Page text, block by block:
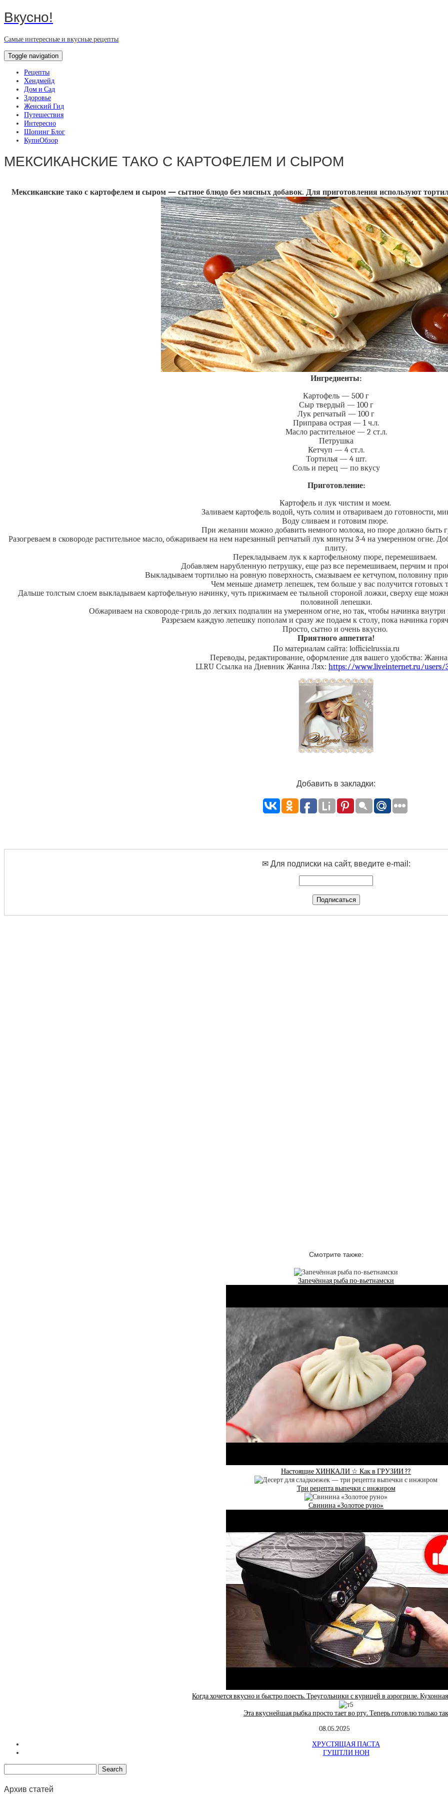
Вкусно!
Самые интересные и вкусные рецепты
Toggle navigation
Рецепты
Хендмейд
Дом и Сад
Здоровье
Женский Гид
Путешествия
Интересно
Шопинг Блог
КупиОбзор
МЕКСИКАНСКИЕ ТАКО С КАРТОФЕЛЕМ И СЫРОМ
Мексиканские тако с картофелем и сыром — сытное блюдо без мясных добавок. Для приготовления используют
Ингредиенты:
Картофель — 500 г
Сыр твердый — 100 г
Лук репчатый — 100 г
Приправа острая — 1 ч.л.
Масло растительное — 2 ст.л.
Петрушка
Кетчуп — 4 ст.л.
Тортилья — 4 шт.
Соль и перец — по вкусу
Приготовление:
Картофель и лук чистим и моем.
Заливаем картофель водой, чуть солим и отвариваем до готовности,
Воду сливаем и готовим пюре.
При желании можно добавить немного молока, но пюре должно быть
Разогреваем в сковороде растительное масло, обжариваем на нем нарезанный репчатый лук минуты 3-4 на умеренном огне.
плиту.
Перекладываем лук к картофельному пюре, перемешиваем.
Добавляем нарубленную петрушку, еще раз все перемешиваем, перчим и
Выкладываем тортилью на ровную поверхность, смазываем ее кетчупом, половину
Чем меньше диаметр лепешек, тем больше у вас получится готовых
Дальше толстым слоем выкладываем картофельную начинку, чуть прижимаем ее тыльной стороной ложки, сверху еще
половиной лепешки.
Обжариваем на сковороде-гриль до легких подпалин на умеренном огне, но так, чтобы начинка
Разрезаем каждую лепешку пополам и сразу же подаем к столу, пока начинка
Просто, сытно и очень вкусно.
Приятного аппетита!
По материалам сайта: lofficielrussia.ru
Переводы, редактирование, оформление для вашего удобства:
LI.RU Ссылка на Дневник Жанна Лях: https://www.liveinternet.ru/users/
Добавить в закладки:
✉ Для подписки на сайт, введите e-mail:
Смотрите также:
Запечённая рыба по-вьетнамски
Настоящие ХИНКАЛИ ☆ Как в ГРУЗИИ ??
Три рецепта выпечки с инжиром
Свинина «Золотое руно»
Когда хочется вкусно и быстро поесть. Треугольники с курицей в аэрогриле.
Эта вкуснейшая рыбка просто тает во рту. Теперь готовлю только так
08.05.2025
ХРУСТЯЩАЯ ПАСТА
ГУШТЛИ НОН
Архив статей